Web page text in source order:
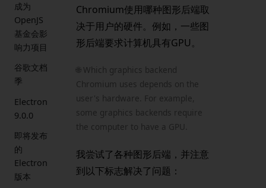
成为
OpenJS
基金会影
响力项目
谷歌文档
季
Electron
9.0.0
即将发布
的
Electron
版本
Chromium使用哪种图形后端取
决于用户的硬件。例如，一些图
形后端要求计算机具有GPU。
🌐 Which graphics backend
Chromium uses depends on the
user's hardware. For example,
some graphics backends require
the computer to have a GPU.
我尝试了各种图形后端，并注意
到以下标志解决了问题：